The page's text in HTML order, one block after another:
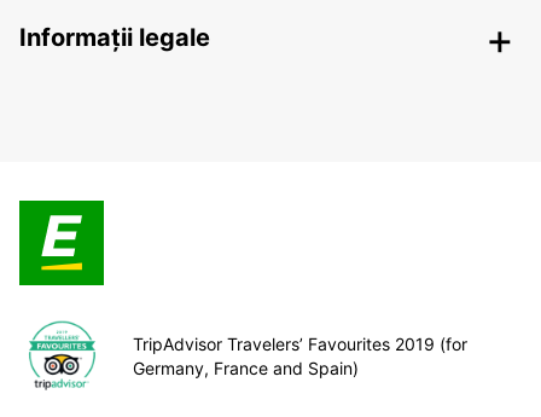
Informații legale
TripAdvisor Travelers’ Favourites 2019 (for
Germany, France and Spain)